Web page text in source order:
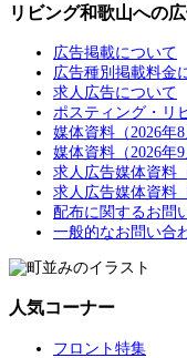
リビング和歌山への
広告掲載について
広告種別掲載料金
求人広告について
ポスティング・リ
媒体資料（2026年8
媒体資料（2026年9
求人広告媒体資料
求人広告媒体資料
配布に関するお問
一般的なお問い合
人気コーナー
フロント特集